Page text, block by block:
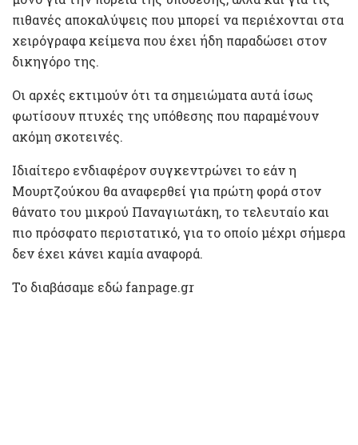
πιθανές αποκαλύψεις που μπορεί να περιέχονται στα
χειρόγραφα κείμενα που έχει ήδη παραδώσει στον
δικηγόρο της.
Οι αρχές εκτιμούν ότι τα σημειώματα αυτά ίσως
φωτίσουν πτυχές της υπόθεσης που παραμένουν
ακόμη σκοτεινές.
Ιδιαίτερο ενδιαφέρον συγκεντρώνει το εάν η
Μουρτζούκου θα αναφερθεί για πρώτη φορά στον
θάνατο του μικρού Παναγιωτάκη, το τελευταίο και
πιο πρόσφατο περιστατικό, για το οποίο μέχρι σήμερα
δεν έχει κάνει καμία αναφορά.
Το διαβάσαμε εδώ fanpage.gr